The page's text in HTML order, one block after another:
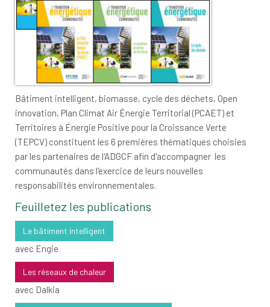
Bâtiment intelligent, biomasse, cycle des déchets, Open
innovation, Plan Climat Air Énergie Territorial (PCAET) et
Territoires à Énergie Positive pour la Croissance Verte
(TEPCV) constituent les 6 premières thématiques choisies
par les partenaires de l'ADGCF afin d'accompagner les
communautés dans l'exercice de leurs nouvelles
responsabilités environnementales.
Feuilletez les publications
Le bâtiment intelligent
avec Engie
Les réseaux de chaleur
avec Dalkia